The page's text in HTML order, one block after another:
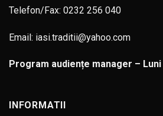
Telefon/Fax: 0232 256 040
Email: iasi.traditii@yahoo.com
Program audiențe manager – Luni
INFORMATII